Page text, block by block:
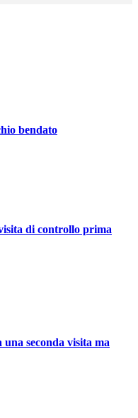
bendato
di controllo prima
seconda visita ma